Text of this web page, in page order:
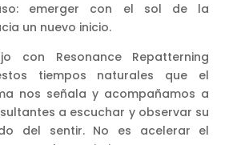
emerger con el sol de la
un nuevo inicio.
con Resonance Repatterning
tiempos naturales que el
nos señala y acompañamos a
a escuchar y observar su
del sentir. No es acelerar el